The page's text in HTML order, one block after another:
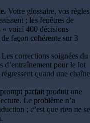
Votre glossaire, vos règles
; les fenêtres de
« voici 400 décisions
façon cohérente sur 3
Les corrections soignées du
d’entraînement pour le lot
quand une chaîne
parfait produit une
Le problème n’a
; c’est que rien ne se